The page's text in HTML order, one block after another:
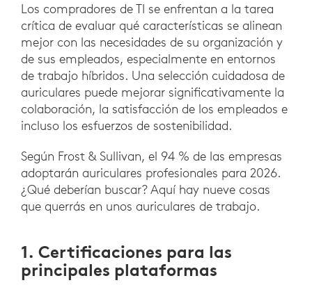
Los compradores de TI se enfrentan a la tarea
crítica de evaluar qué características se alinean
mejor con las necesidades de su organización y
de sus empleados, especialmente en entornos
de trabajo híbridos. Una selección cuidadosa de
auriculares puede mejorar significativamente la
colaboración, la satisfacción de los empleados e
incluso los esfuerzos de sostenibilidad.
Según Frost & Sullivan, el 94 % de las empresas
adoptarán auriculares profesionales para 2026.
¿Qué deberían buscar? Aquí hay nueve cosas
que querrás en unos auriculares de trabajo.
1. Certificaciones para las
principales plataformas